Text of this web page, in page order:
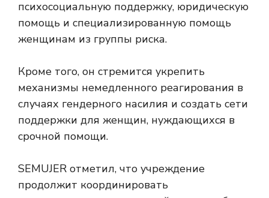
психосоциальную поддержку, юридическую
помощь и специализированную помощь
женщинам из группы риска.
Кроме того, он стремится укрепить
механизмы немедленного реагирования в
случаях гендерного насилия и создать сети
поддержки для женщин, нуждающихся в
срочной помощи.
SEMUJER отметил, что учреждение
продолжит координировать